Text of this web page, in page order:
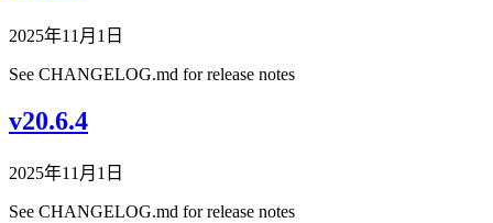
2025年11月1日
See CHANGELOG.md for release notes
v20.6.4
2025年11月1日
See CHANGELOG.md for release notes